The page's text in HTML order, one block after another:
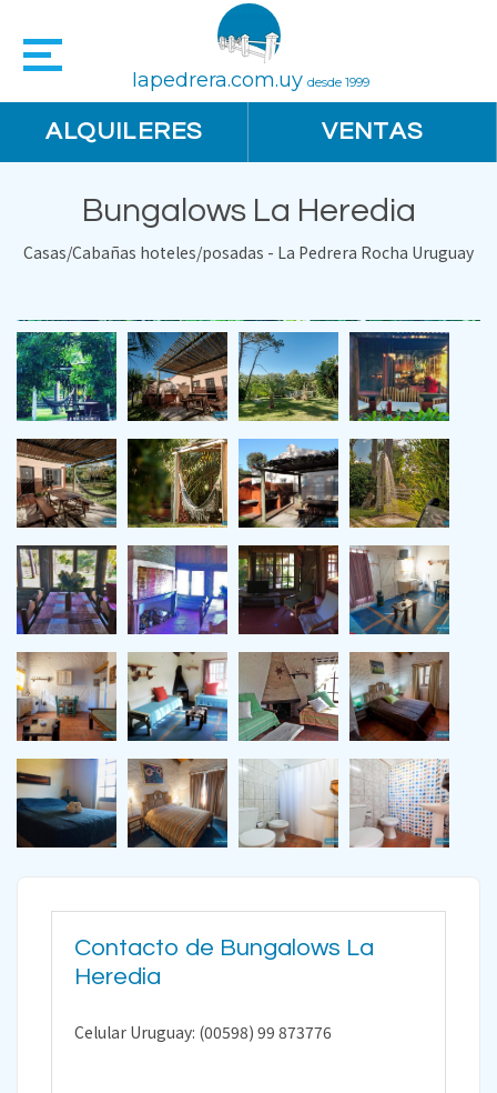
lapedrera.com.uy desde 1999
ALQUILERES VENTAS
Bungalows La Heredia
Casas/Cabañas hoteles/posadas - La Pedrera Rocha Uruguay
Contacto de Bungalows La
Heredia
Celular Uruguay: (00598) 99 873776